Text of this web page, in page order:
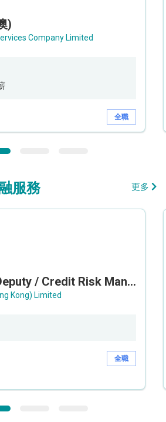
)
Company Limited
全職
服務 更多
Assistant / Deputy / Credit Risk Manager (Credit Monitoring)
Kong) Limited
全職